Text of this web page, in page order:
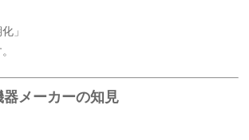
」
メーカーの知見